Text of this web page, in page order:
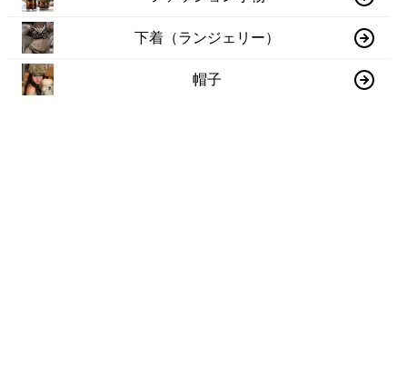
下着（ランジェリー）
帽子